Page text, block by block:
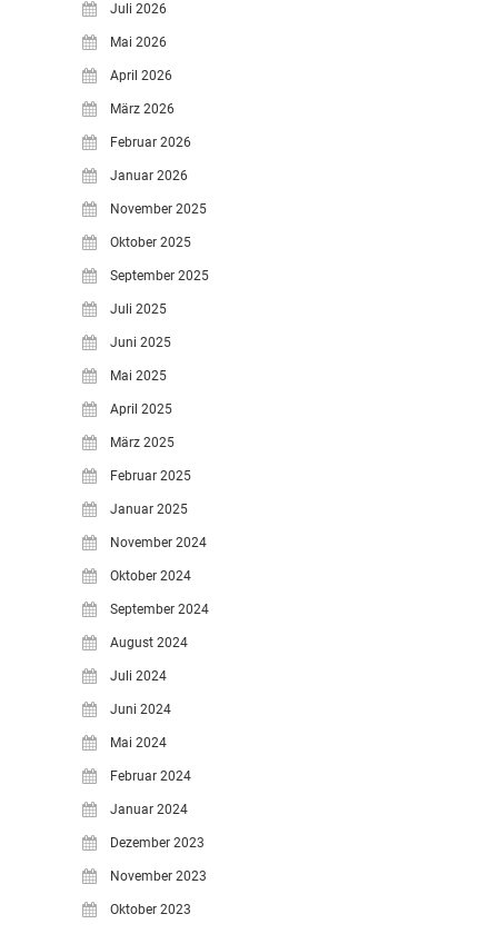
Juli 2026
Mai 2026
April 2026
März 2026
Februar 2026
Januar 2026
November 2025
Oktober 2025
September 2025
Juli 2025
Juni 2025
Mai 2025
April 2025
März 2025
Februar 2025
Januar 2025
November 2024
Oktober 2024
September 2024
August 2024
Juli 2024
Juni 2024
Mai 2024
Februar 2024
Januar 2024
Dezember 2023
November 2023
Oktober 2023